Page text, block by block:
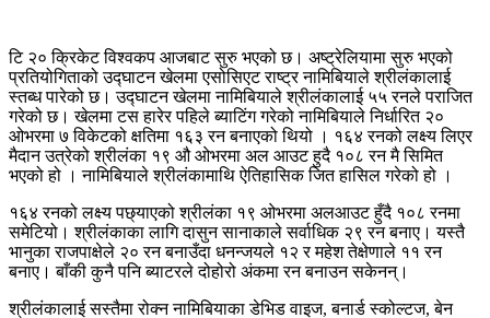
टि २० क्रिकेट विश्वकप आजबाट सुरु भएको छ। अष्ट्रेलियामा सुरु भएको
प्रतियोगिताको उद्घाटन खेलमा एसोसिएट राष्ट्र नामिबियाले श्रीलंकालाई
स्तब्ध पारेको छ। उद्घाटन खेलमा नामिबियाले श्रीलंकालाई ५५ रनले पराजित
गरेको छ। खेलमा टस हारेर पहिले ब्याटिंग गरेको नामिबियाले निर्धारित २०
ओभरमा ७ विकेटको क्षतिमा १६३ रन बनाएको थियो । १६४ रनको लक्ष्य लिएर
मैदान उत्रेको श्रीलंका १९ औ ओभरमा अल आउट हुदै १०८ रन मै सिमित
भएको हो । नामिबियाले श्रीलंकामाथि ऐतिहासिक जित हासिल गरेको हो ।
१६४ रनको लक्ष्य पछ्याएको श्रीलंका १९ ओभरमा अलआउट हुँदै १०८ रनमा
समेटियो। श्रीलंकाका लागि दासुन सानाकाले सर्वाधिक २९ रन बनाए। यस्तै
भानुका राजपाक्षेले २० रन बनाउँदा धनन्जयले १२ र महेश तेक्षेणाले ११ रन
बनाए। बाँकी कुनै पनि ब्याटरले दोहोरो अंकमा रन बनाउन सकेनन्।
श्रीलंकालाई सस्तैमा रोक्न नामिबियाका डेभिड वाइज, बनार्ड स्कोल्टज, बेन